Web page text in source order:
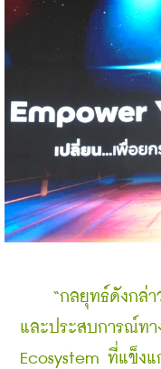
“กลยุทธ์ดังกล่
และประสบการณ์ทา
Ecosystem ที่แข็งแ